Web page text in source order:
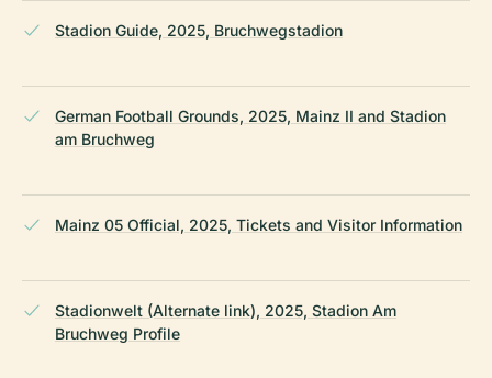
Stadion Guide, 2025, Bruchwegstadion
German Football Grounds, 2025, Mainz II and Stadion
am Bruchweg
Mainz 05 Official, 2025, Tickets and Visitor Information
Stadionwelt (Alternate link), 2025, Stadion Am
Bruchweg Profile